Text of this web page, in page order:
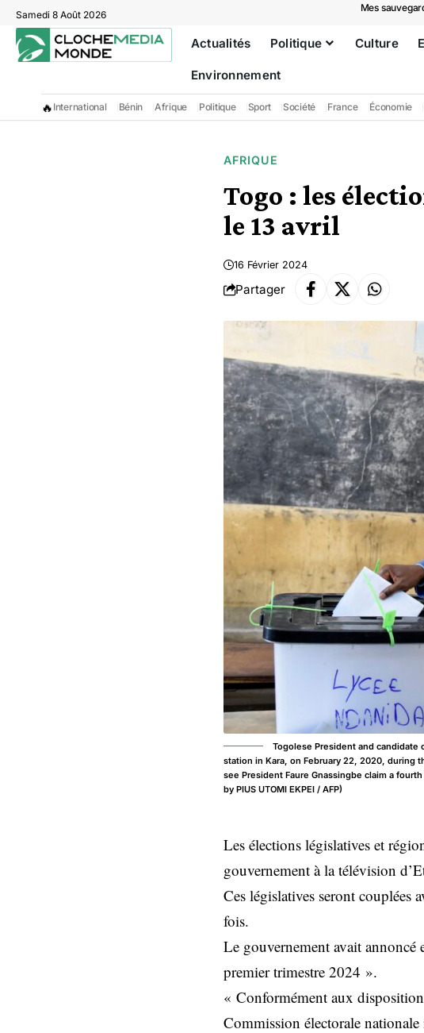
Samedi 8 Août 2026
Mes
Actualités Politique Culture
Environnement
🔥 International Bénin Afrique Politique Sport Société France Économie
AFRIQUE
Togo : les
le 13 avril
16 Février 2024
Partager
Togolese President and candidate
station in Kara, on February 22, 2020, during
see President Faure Gnassingbe claim a
by PIUS UTOMI EKPEI / AFP)
Les élections législatives et
gouvernement à la télévision
Ces législatives seront couplées
fois.
Le gouvernement avait annoncé
premier trimestre 2024 ».
« Conformément aux
Commission électorale